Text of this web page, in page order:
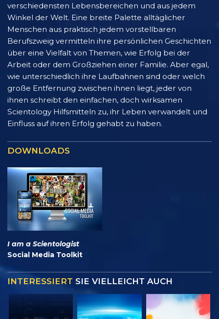
verschiedensten Lebensbereichen und aus jedem
Winkel der Welt. Eine breite Palette alltäglicher
Menschen aus praktisch jedem vorstellbaren
Berufszweig vermitteln ihre persönlichen Geschichten
über eine Vielfalt von Themen, wie Erfolg bei der
Arbeit oder dem Großziehen einer Familie. Aber egal,
wie unterschiedlich ihre Laufbahnen sind oder welch
große Entfernung zwischen ihnen liegt, jeder von
ihnen schreibt den einfachen, doch wirksamen
Scientology Hilfsmitteln zu, ihr Leben verwandelt und
Einfluss auf ihren Erfolg gehabt zu haben.
DOWNLOADS
I am a Scientologist
Social Media Toolkit
INTERESSIERT SIE VIELLEICHT AUCH